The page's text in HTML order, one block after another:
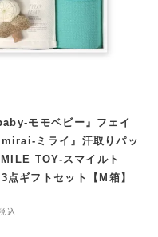
モモベビー』フェイ
mirai-ミライ』汗取りパッ
TOY-スマイルト
点ギフトセット【M箱】
込